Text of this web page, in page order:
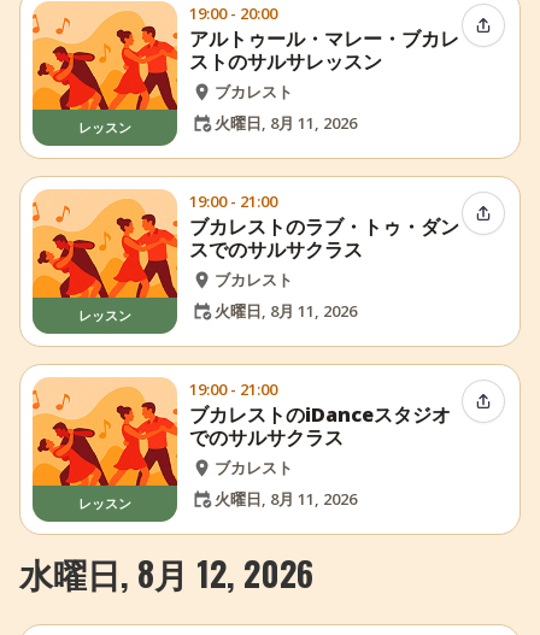
レッスン
19:00 - 20:00
アルトゥール・マレー・ブカレ
ストのサルサレッスン
ブカレスト
火曜日, 8月 11, 2026
イベン
レッスン
19:00 - 21:00
ブカレストのラブ・トゥ・ダン
スでのサルサクラス
ブカレスト
火曜日, 8月 11, 2026
イベン
レッスン
19:00 - 21:00
ブカレストのiDanceスタジオ
でのサルサクラス
ブカレスト
火曜日, 8月 11, 2026
イベン
水曜日, 8月 12, 2026